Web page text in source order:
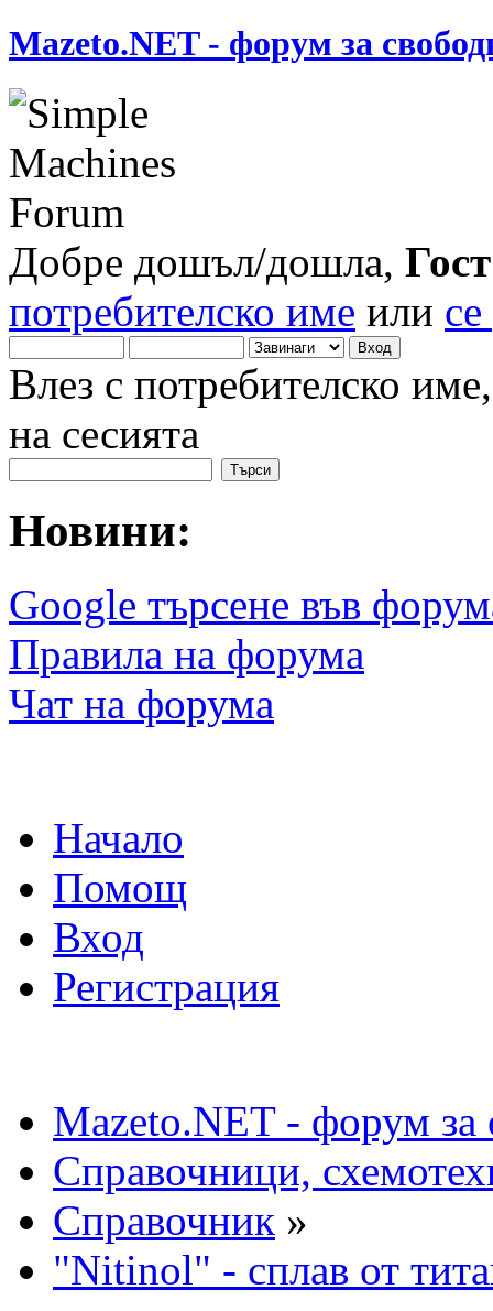
Mazeto.NET - форум за
Добре дошъл/дошла, Гост
потребителско име или
Влез с потребителско
на сесията
Новини:
Google търсене във
Правила на форума
Чат на форума
Начало
Помощ
Вход
Регистрация
Mazeto.NET - форум за
Справочници,
Справочник »
"Nitinol" - сплав от